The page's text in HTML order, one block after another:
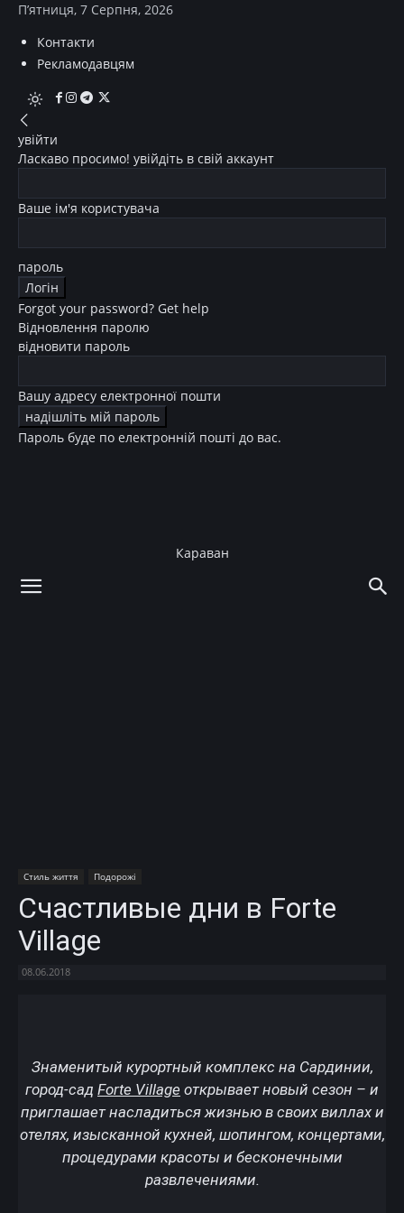
П’ятниця, 7 Серпня, 2026
Контакти
Рекламодавцям
увійти
Ласкаво просимо! увійдіть в свій аккаунт
Ваше ім'я користувача
пароль
Forgot your password? Get help
Відновлення паролю
відновити пароль
Вашу адресу електронної пошти
Пароль буде по електронній пошті до вас.
Караван
Стиль життя Подорожі
Счастливые дни в Forte
Village
08.06.2018
Знаменитый курортный комплекс на Сардинии,
город-сад Forte Village открывает новый сезон – и
приглашает насладиться жизнью в своих виллах и
отелях, изысканной кухней, шопингом, концертами,
процедурами красоты и бесконечными
развлечениями.